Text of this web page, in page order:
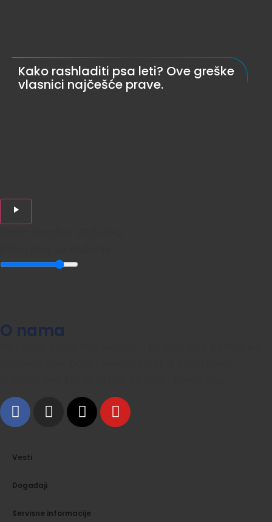
Kako rashladiti psa leti? Ove greške
vlasnici najčešće prave.
O nama
Vesti
Događaji
Servisne informacije